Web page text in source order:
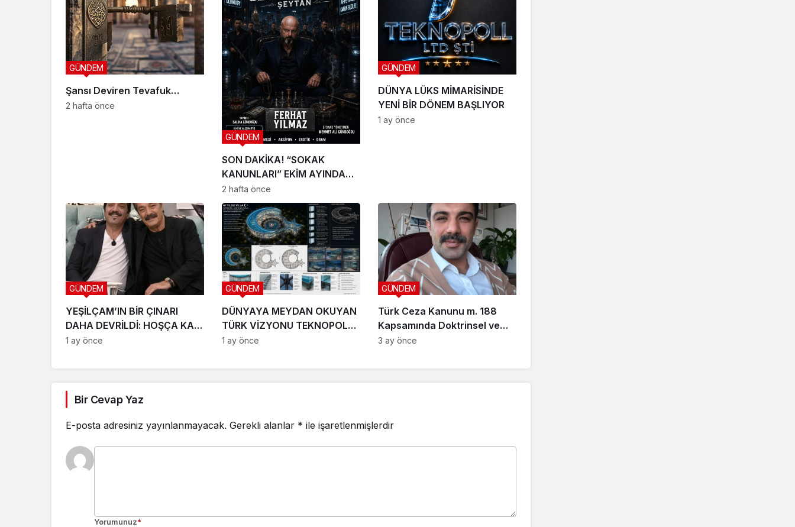
Şansı Deviren Tevafuk…
GÜNDEM
2 hafta önce
SON DAKİKA! “SOKAK
KANUNLARI” EKİM AYINDA
SETE ÇIKIYOR
GÜNDEM
2 hafta önce
DÜNYA LÜKS MİMARİSİNDE
YENİ BİR DÖNEM BAŞLIYOR
GÜNDEM
1 ay önce
YEŞİLÇAM’IN BİR ÇINARI
DAHA DEVRİLDİ: HOŞÇA KAL
CANIM ARKADAŞIM KADİR
GÜNDEM
1 ay önce
DÜNYAYA MEYDAN OKUYAN
TÜRK VİZYONU TEKNOPOLL
LTD. ŞTİ. ÜÇ DEV PROJEYLE
GÜNDEM
1 ay önce
Türk Ceza Kanunu m. 188
Kapsamında Doktrinsel ve
Yargısal İnceleme
GÜNDEM
3 ay önce
Bir Cevap Yaz
E-posta adresiniz yayınlanmayacak. Gerekli alanlar * ile işaretlenmişlerdir
Yorumunuz*